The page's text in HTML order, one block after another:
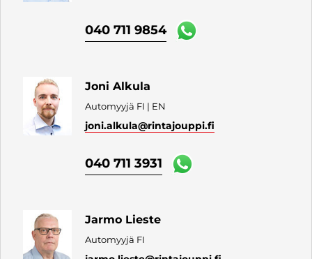
040 711 9854
Joni Alkula
Automyyjä FI | EN
joni.alkula@rintajouppi.fi
040 711 3931
Jarmo Lieste
Automyyjä FI